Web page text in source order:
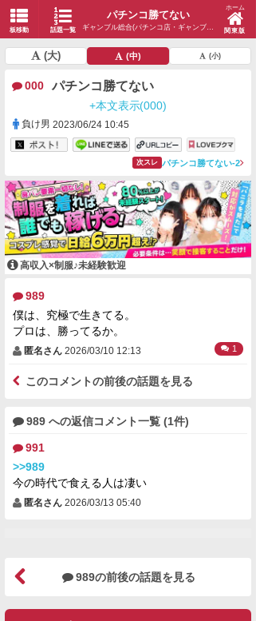
板移動 話題一覧
パチンコ勝てない
ギャンブル総合(パチンコ店・ギャンブル)
ホーム
関東版
(大) (中) (小)
000 パチンコ勝てない
+本文表示(000)
負け男 2023/06/24 10:45
次スレ パチンコ勝てない-2
高収入×制服♪未経験歓迎
989
僕は、究極で生きてる。
プロは、勝ってるか。
匿名さん 2026/03/10 12:13 1
このコメントの前後の話題を見る
989 への返信コメント一覧 (1件)
991
>>989
今の時代で食える人は凄い
匿名さん 2026/03/13 05:40
989の前後の話題を見る